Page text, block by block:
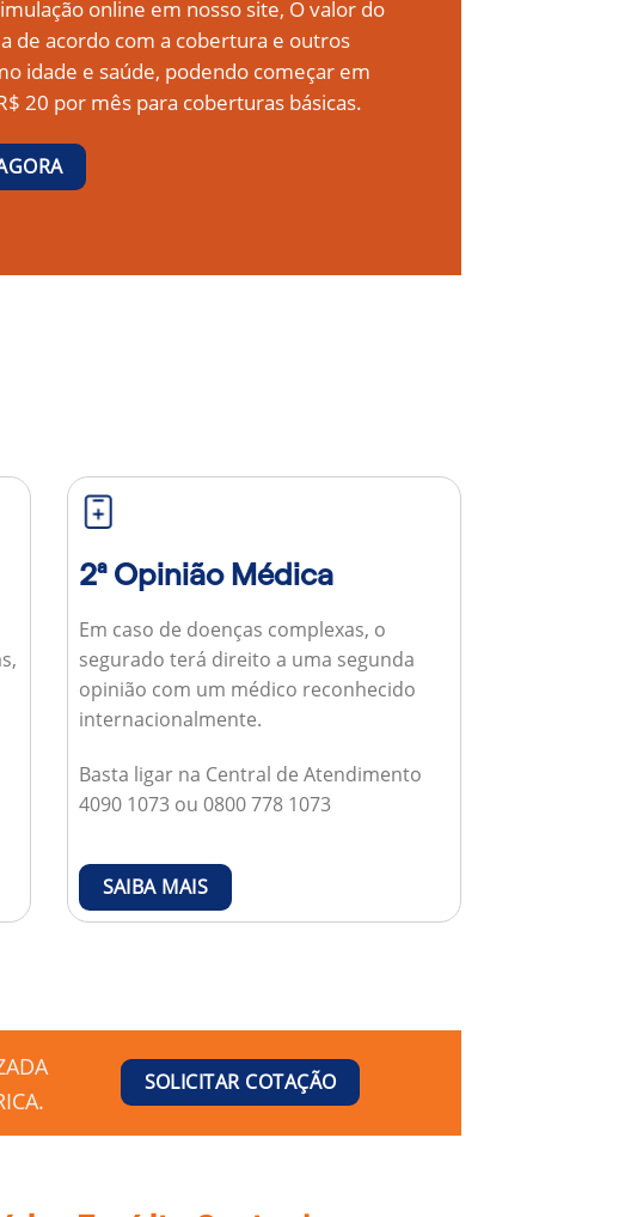
online em nosso site, O valor do
de acordo com a cobertura e outros
idade e saúde, podendo começar em
20 por mês para coberturas básicas.
2ª Opinião Médica
Em caso de doenças complexas, o
segurado terá direito a uma segunda
opinião com um médico reconhecido
internacionalmente.
Basta ligar na Central de Atendimento
4090 1073 ou 0800 778 1073
SAIBA MAIS
SOLICITAR COTAÇÃO